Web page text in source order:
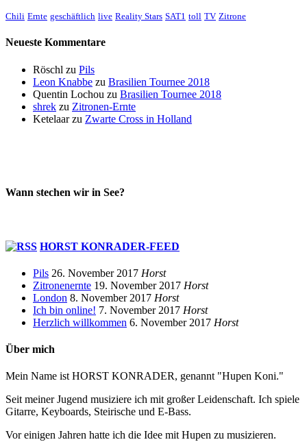
Chili Ernte geschäftlich live Reality Stars SAT1 toll TV Zitrone
Neueste Kommentare
Röschl zu Pils
Leon Knabbe zu Brasilien Tournee 2018
Quentin Lochou zu Brasilien Tournee 2018
shrek zu Zitronen-Ernte
Ketelaarzu Zwarte Cross in Holland
Wann stechen wir in See?
HORST KONRADER-FEED
Pils 26. November 2017 Horst
Zitronenernte 19. November 2017 Horst
London 8. November 2017 Horst
Ich bin online! 7. November 2017 Horst
Herzlich willkommen 6. November 2017 Horst
Über mich
Mein Name ist HORST KONRADER, genannt "Hupen Koni."
Seit meiner Jugend musiziere ich mit großer Leidenschaft. Ich spiele
Gitarre, Keyboards, Steirische und E-Bass.
Vor einigen Jahren hatte ich die Idee mit Hupen zu musizieren.